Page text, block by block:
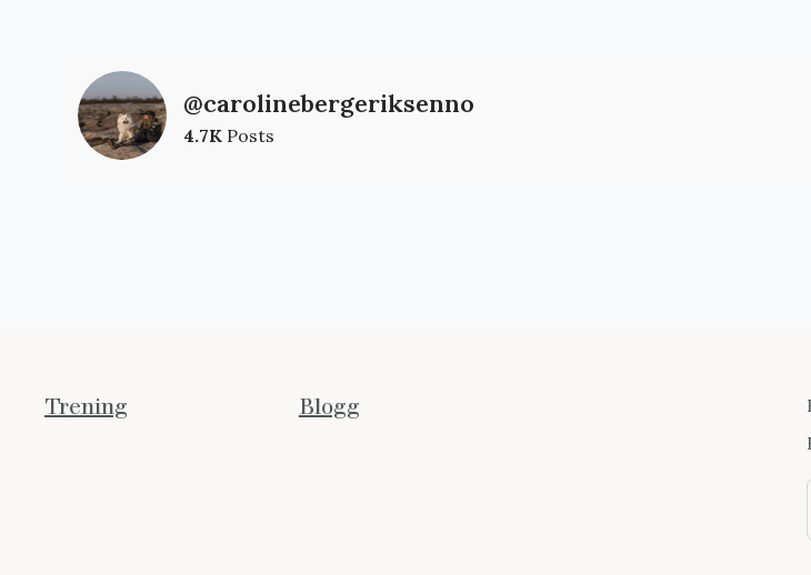
@carolinebergeriksenno
4.7K Posts
Trening Blogg